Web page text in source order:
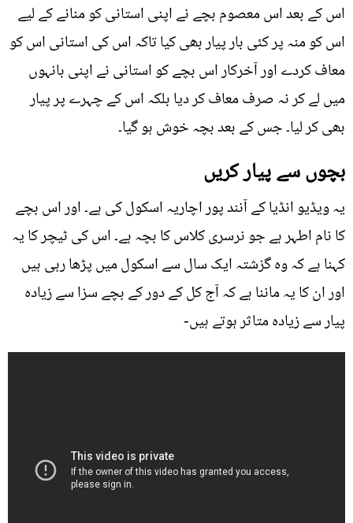
اس کے بعد اس معصوم بچے نے اپنی استانی کو منانے کے لیے
اس کو منہ پر کئی بار پیار بھی کیا تاکہ اس کی استانی اس کو
معاف کردے اور آخرکار اس بچے کو استانی نے اپنی بانہوں
میں لے کر نہ صرف معاف کر دیا بلکہ اس کے چہرے پر پیار
بھی کر لیا۔ جس کے بعد بچہ خوش ہو گیا۔
بچوں سے پیار کریں
یہ ویڈيو انڈیا کے آنند پور اچاریہ اسکول کی ہے۔ اور اس بچے
کا نام اطہر ہے جو نرسری کلاس کا بچہ ہے۔ اس کی ٹیچر کا یہ
کہنا ہے کہ وہ گزشتہ ایک سال سے اسکول میں پڑھا رہی ہیں
اور ان کا یہ ماننا ہے کہ آج کل کے دور کے بچے سزا سے زيادہ
پیار سے زيادہ متاثر ہوتے ہیں-